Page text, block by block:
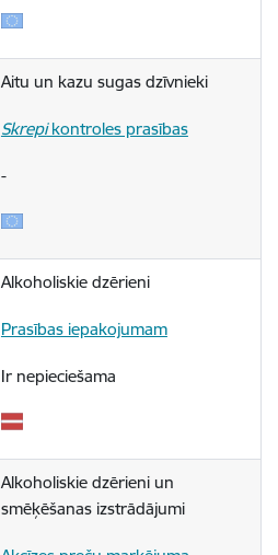
Aitu un kazu sugas dzīvnieki
Skrepi kontroles prasības
-
Alkoholiskie dzērieni
Prasības iepakojumam
Ir nepieciešama
Alkoholiskie dzērieni un
smēķēšanas izstrādājumi